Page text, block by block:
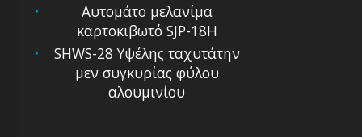
Αυτομάτο μελανίμα
καρτοκιβωτό SJP-18H
SHWS-28 Υψέλης ταχυτάτην
μεν συγκυρίας φύλου
αλουμινίου